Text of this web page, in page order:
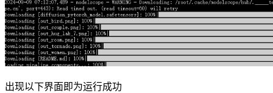
出现以下界面即为运行成功